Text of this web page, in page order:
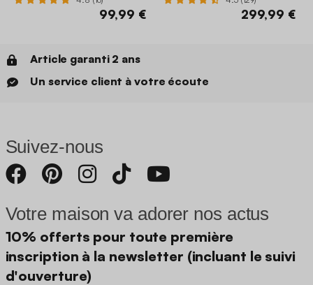
x H45cm
99,99 € 299,99 €
Article garanti 2 ans
Un service client à votre écoute
Suivez-nous
Votre maison va adorer nos actus
10% offerts pour toute première
inscription à la newsletter (incluant le suivi
d'ouverture)